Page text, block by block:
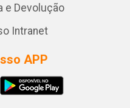
e Devolução
Intranet
APP